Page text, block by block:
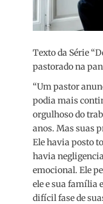
Texto da Série
pastorado na
“Um pastor
podia mais
orgulhoso do
anos. Mas suas
Ele havia posto
havia
emocional. Ele
ele e sua família
difícil fase de